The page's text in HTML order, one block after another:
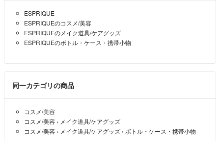
ESPRIQUE
ESPRIQUEのコスメ/美容
ESPRIQUEのメイク道具/ケアグッズ
ESPRIQUEのボトル・ケース・携帯小物
同一カテゴリの商品
コスメ/美容
コスメ/美容 › メイク道具/ケアグッズ
コスメ/美容 › メイク道具/ケアグッズ › ボトル・ケース・携帯小物